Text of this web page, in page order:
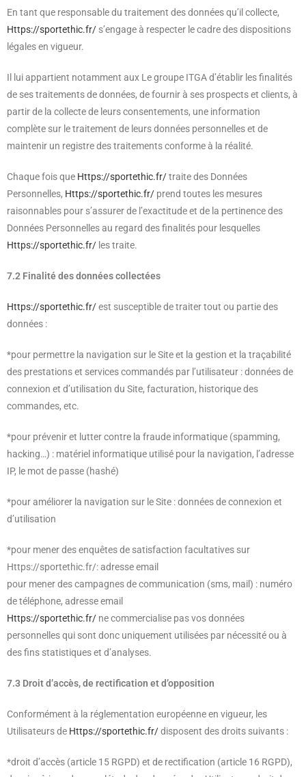
En tant que responsable du traitement des données qu’il collecte,
Https://sportethic.fr/ s’engage à respecter le cadre des dispositions
légales en vigueur.
Il lui appartient notamment aux Le groupe ITGA d’établir les finalités
de ses traitements de données, de fournir à ses prospects et clients, à
partir de la collecte de leurs consentements, une information
complète sur le traitement de leurs données personnelles et de
maintenir un registre des traitements conforme à la réalité.
Chaque fois que Https://sportethic.fr/traite des Données
Personnelles, Https://sportethic.fr/ prend toutes les mesures
raisonnables pour s’assurer de l’exactitude et de la pertinence des
Données Personnelles au regard des finalités pour lesquelles
Https://sportethic.fr/ les traite.
7.2 Finalité des données collectées
Https://sportethic.fr/est susceptible de traiter tout ou partie des
données :
*pour permettre la navigation sur le Site et la gestion et la traçabilité
des prestations et services commandés par l’utilisateur : données de
connexion et d’utilisation du Site, facturation, historique des
commandes, etc.
*pour prévenir et lutter contre la fraude informatique (spamming,
hacking…) : matériel informatique utilisé pour la navigation, l’adresse
IP, le mot de passe (hashé)
*pour améliorer la navigation sur le Site : données de connexion et
d’utilisation
*pour mener des enquêtes de satisfaction facultatives sur
Https://sportethic.fr/: adresse email
pour mener des campagnes de communication (sms, mail) : numéro
de téléphone, adresse email
Https://sportethic.fr/ ne commercialise pas vos données
personnelles qui sont donc uniquement utilisées par nécessité ou à
des fins statistiques et d’analyses.
7.3 Droit d’accès, de rectification et d’opposition
Conformément à la réglementation européenne en vigueur, les
Utilisateurs de Https://sportethic.fr/disposent des droits suivants :
*droit d’accès (article 15 RGPD) et de rectification (article 16 RGPD),